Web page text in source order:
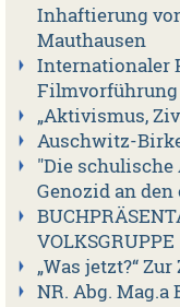
Inhaftierung
Mauthausen
Internationaler
Filmvorführung
„Aktivismus,
Auschwitz-
"Die
Genozid an
VOLKSGRUPPE
„Was jetzt?“
NR. Abg.